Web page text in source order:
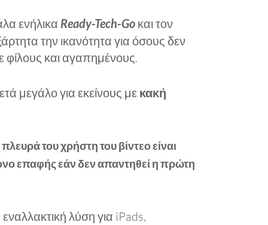
ενήλικα Ready-Tech-Go και τον
την ικανότητα για όσους δεν
φίλους και αγαπημένους.
μεγάλο για εκείνους με κακή
του χρήστη του βίντεο είναι
επαφής εάν δεν απαντηθεί η πρώτη
λύση για iPads,